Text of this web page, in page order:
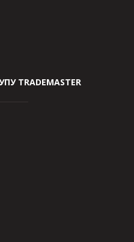
TRADEMASTER